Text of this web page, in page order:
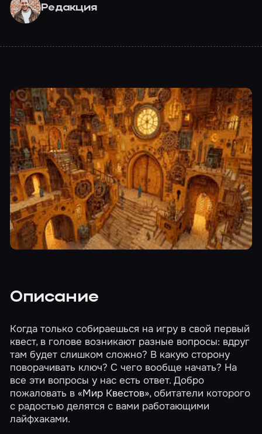
Редакция
Описание
Когда только собираешься на игру в свой первый
квест, в голове возникают разные вопросы: вдруг
там будет слишком сложно? В какую сторону
поворачивать ключ? С чего вообще начать? На
все эти вопросы у нас есть ответ. Добро
пожаловать в«Мир Квестов», обитатели которого
с радостью делятся с вами работающими
лайфхаками.